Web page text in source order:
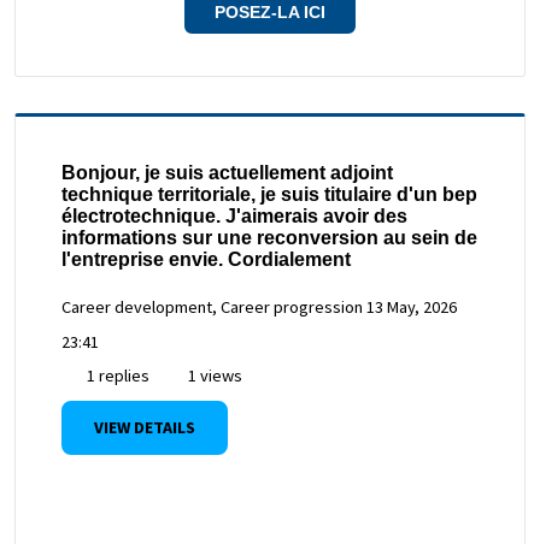
POSEZ-LA ICI
Bonjour, je suis actuellement adjoint
technique territoriale, je suis titulaire d'un bep
électrotechnique. J'aimerais avoir des
informations sur une reconversion au sein de
l'entreprise envie. Cordialement
Career development, Career progression 13 May, 2026
23:41
1 replies
1 views
VIEW DETAILS